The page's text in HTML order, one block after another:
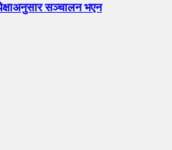
सञ्चालन भएन